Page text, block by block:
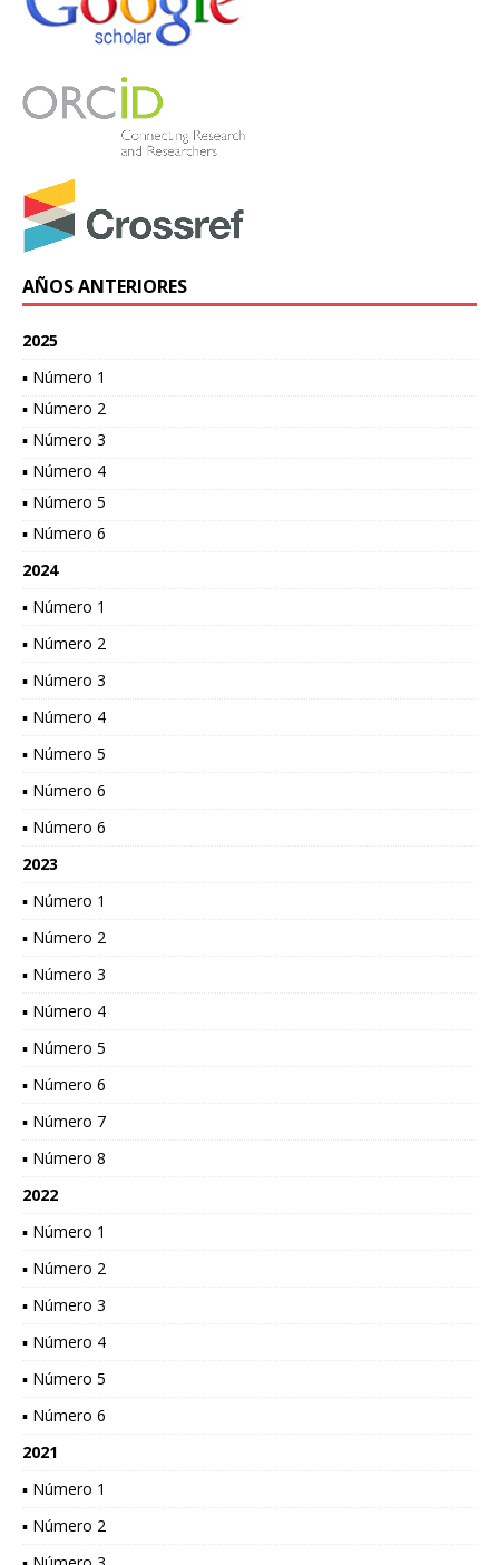
AÑOS ANTERIORES
2025
▪ Número 1
▪ Número 2
▪ Número 3
▪ Número 4
▪ Número 5
▪ Número 6
2024
▪ Número 1
▪ Número 2
▪ Número 3
▪ Número 4
▪ Número 5
▪ Número 6
▪ Número 6
2023
▪ Número 1
▪ Número 2
▪ Número 3
▪ Número 4
▪ Número 5
▪ Número 6
▪ Número 7
▪ Número 8
2022
▪ Número 1
▪ Número 2
▪ Número 3
▪ Número 4
▪ Número 5
▪ Número 6
2021
▪ Número 1
▪ Número 2